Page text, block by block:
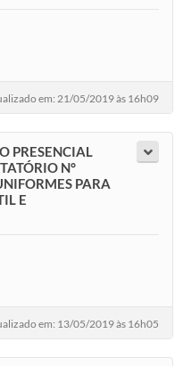
em: 21/05/2019 às 16h09
PRESENCIAL
N°
PARA
E
em: 13/05/2019 às 16h05